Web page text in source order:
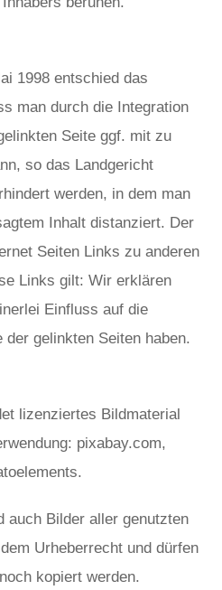
1998 entschied das
man durch die Integration
Seite ggf. mit zu
so das Landgericht
werden, in dem man
Inhalt distanziert. Der
Seiten Links zu anderen
Links gilt: Wir erklären
Einfluss auf die
gelinkten Seiten haben.
lizenziertes Bildmaterial
pixabay.com,
auch Bilder aller genutzten
Urheberrecht und dürfen
kopiert werden.